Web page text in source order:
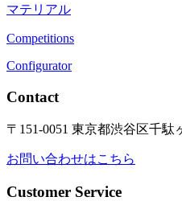
マテリアル
Competitions
Configurator
Contact
〒151-0051 東京都渋谷区千駄
お問い合わせはこちら
Customer Service